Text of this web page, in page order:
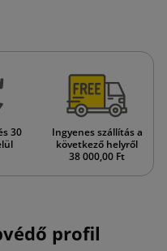
30
Ingyenes szállítás a
következő helyről
38 000,00 Ft
profil